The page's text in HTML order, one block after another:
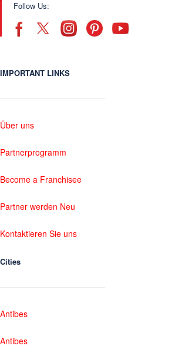
Follow Us:
IMPORTANT LINKS
Über uns
Partnerprogramm
Become a Franchisee
Partner werden Neu
Kontaktieren Sie uns
Cities
Antibes
Antibes